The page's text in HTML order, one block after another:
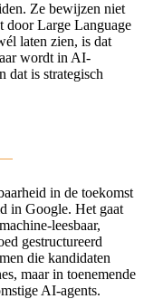
Ze bewijzen niet
door Large Language
laten zien, is dat
wordt in AI-
dat is strategisch
in de toekomst
in Google. Het gaat
leesbaar,
gestructureerd
die kandidaten
maar in toenemende
AI-agents.